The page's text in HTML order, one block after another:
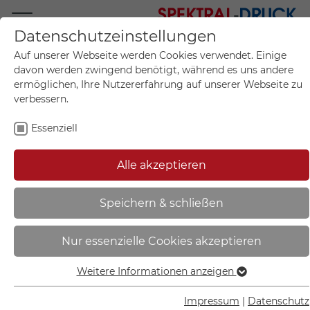
Mo.-Fr. 09:00-17:00
+49 (0)711 55 75 25
Mein Konto
Mein Warenkorb
Sie sind hier: Start
Fluchtwegschild -
langnachleuchtend | Rettungsweg
links - 38.0005
Datenschutzeinstellungen
Auf unserer Webseite werden Cookies verwendet. Einige
davon werden zwingend benötigt, während es uns andere
ermöglichen, Ihre Nutzererfahrung auf unserer Webseite zu
verbessern.
Essenziell
Alle akzeptieren
Speichern & schließen
Nur essenzielle Cookies akzeptieren
Essenziell
Essenzielle Cookies werden für grundlegende Funktionen
Weitere Informationen anzeigen
Impressum Datenschutz